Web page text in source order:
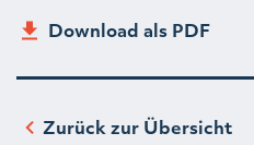
Download als PDF
Zurück zur Übersicht